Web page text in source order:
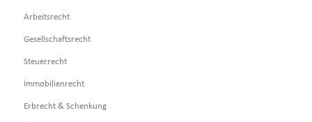
Arbeitsrecht
Gesellschaftsrecht
Steuerrecht
Immobilienrecht
Erbrecht & Schenkung